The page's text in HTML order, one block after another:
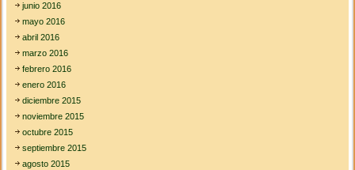
junio 2016
mayo 2016
abril 2016
marzo 2016
febrero 2016
enero 2016
diciembre 2015
noviembre 2015
octubre 2015
septiembre 2015
agosto 2015